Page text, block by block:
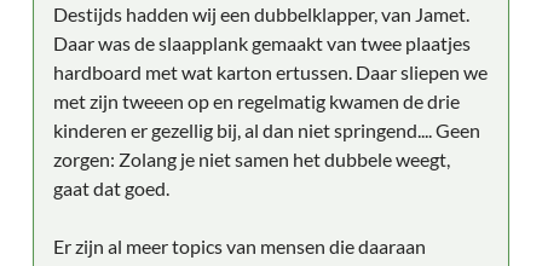
Destijds hadden wij een dubbelklapper, van Jamet.
Daar was de slaapplank gemaakt van twee plaatjes
hardboard met wat karton ertussen. Daar sliepen we
met zijn tweeen op en regelmatig kwamen de drie
kinderen er gezellig bij, al dan niet springend.... Geen
zorgen: Zolang je niet samen het dubbele weegt,
gaat dat goed.
Er zijn al meer topics van mensen die daaraan